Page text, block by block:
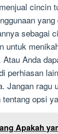
cincin
sebagai
untuk
Anda
perhiasan
Jangan ragu
opsi
Apakah